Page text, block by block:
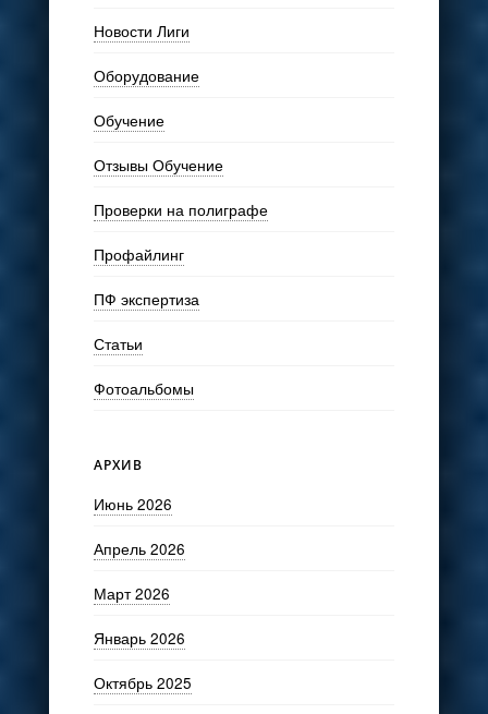
Новости Лиги
Оборудование
Обучение
Отзывы Обучение
Проверки на полиграфе
Профайлинг
ПФ экспертиза
Статьи
Фотоальбомы
АРХИВ
Июнь 2026
Апрель 2026
Март 2026
Январь 2026
Октябрь 2025